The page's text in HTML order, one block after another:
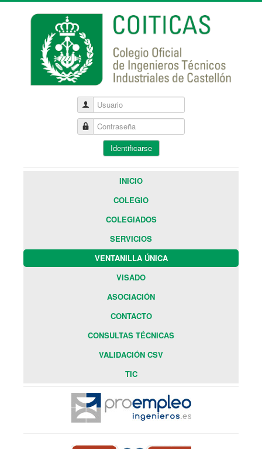
Usuario
Contraseña
Identificarse
INICIO
COLEGIO
COLEGIADOS
SERVICIOS
VENTANILLA ÚNICA
VISADO
ASOCIACIÓN
CONTACTO
CONSULTAS TÉCNICAS
VALIDACIÓN CSV
TIC